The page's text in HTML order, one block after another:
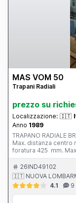
MAS VOM 50
Trapani Radiali
prezzo su
Localizzazione: 🇮🇹
Anno 1989
TRAPANO RADIALE
Max. distanza centro
foratura 425 mm.
naso mandrino/
mandrino/
mandrino 310 mm.
Potenza motore
3.800 kg.
26IND49102
🇮🇹 NUOVA
4.1
9